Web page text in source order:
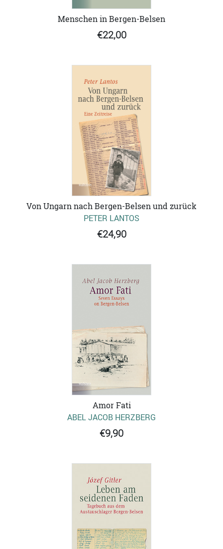
Menschen in Bergen-Belsen
€22,00
Von Ungarn nach Bergen-Belsen und zurück
PETER LANTOS
€24,90
Amor Fati
ABEL JACOB HERZBERG
€9,90